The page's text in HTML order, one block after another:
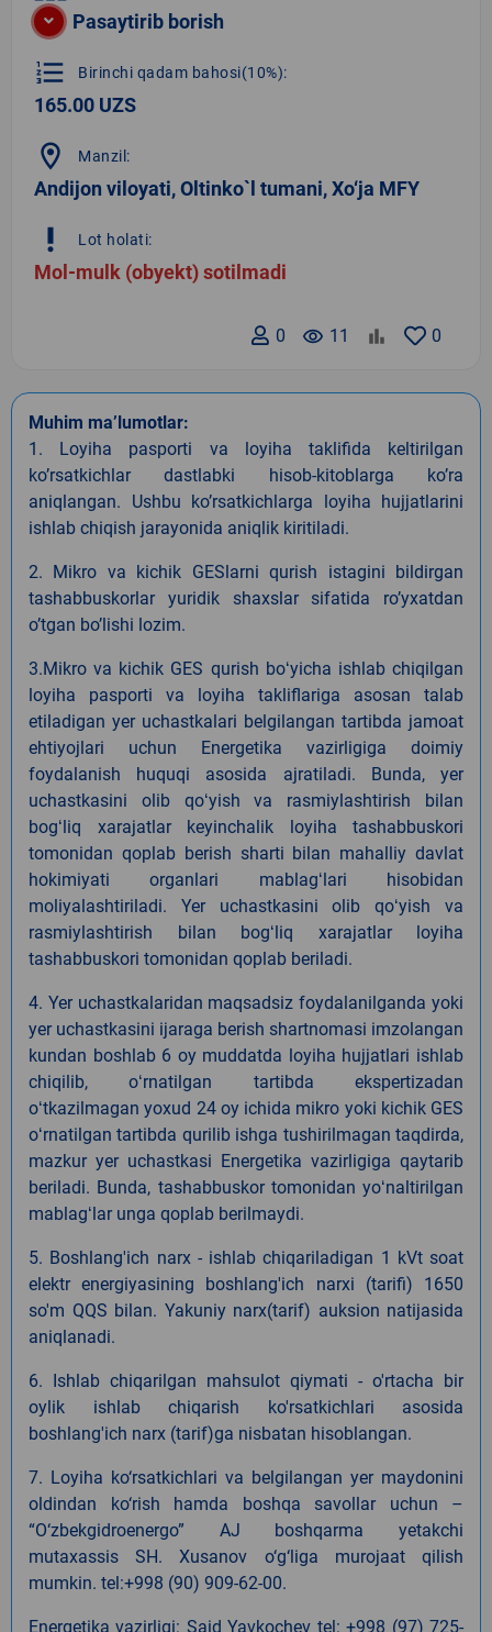
Pasaytirib borish
format_list_numbered Birinchi qadam bahosi(10%):
165.00 UZS
location_on Manzil:
Andijon viloyati, Oltinko`l tumani, Xo‘ja MFY
priority_high Lot holati:
Mol-mulk (obyekt) sotilmadi
0
remove_red_eye 11
0
Muhim ma’lumotlar:
1. Loyiha pasporti va loyiha taklifida keltirilgan
koʼrsatkichlar dastlabki hisob-kitoblarga koʼra
aniqlangan. Ushbu koʼrsatkichlarga loyiha hujjatlarini
ishlab chiqish jarayonida aniqlik kiritiladi.
2. Mikro va kichik GESlarni qurish istagini bildirgan
tashabbuskorlar yuridik shaxslar sifatida roʼyxatdan
oʼtgan boʼlishi lozim.
3.Mikro va kichik GES qurish boʻyicha ishlab chiqilgan
loyiha pasporti va loyiha takliflariga asosan talab
etiladigan yer uchastkalari belgilangan tartibda jamoat
ehtiyojlari uchun Energetika vazirligiga doimiy
foydalanish huquqi asosida ajratiladi. Bunda, yer
uchastkasini olib qoʻyish va rasmiylashtirish bilan
bogʻliq xarajatlar keyinchalik loyiha tashabbuskori
tomonidan qoplab berish sharti bilan mahalliy davlat
hokimiyati organlari mablagʻlari hisobidan
moliyalashtiriladi. Yer uchastkasini olib qoʻyish va
rasmiylashtirish bilan bogʻliq xarajatlar loyiha
tashabbuskori tomonidan qoplab beriladi.
4. Yer uchastkalaridan maqsadsiz foydalanilganda yoki
yer uchastkasini ijaraga berish shartnomasi imzolangan
kundan boshlab 6 oy muddatda loyiha hujjatlari ishlab
chiqilib, oʻrnatilgan tartibda ekspertizadan
oʻtkazilmagan yoxud 24 oy ichida mikro yoki kichik GES
oʻrnatilgan tartibda qurilib ishga tushirilmagan taqdirda,
mazkur yer uchastkasi Energetika vazirligiga qaytarib
beriladi. Bunda, tashabbuskor tomonidan yoʻnaltirilgan
mablagʻlar unga qoplab berilmaydi.
5. Boshlang'ich narx - ishlab chiqariladigan 1 kVt soat
elektr energiyasining boshlang'ich narxi (tarifi) 1650
so'm QQS bilan. Yakuniy narx(tarif) auksion natijasida
aniqlanadi.
6. Ishlab chiqarilgan mahsulot qiymati - o'rtacha bir
oylik ishlab chiqarish ko'rsatkichlari asosida
boshlang'ich narx (tarif)ga nisbatan hisoblangan.
7. Loyiha ko‘rsatkichlari va belgilangan yer maydonini
oldindan ko‘rish hamda boshqa savollar uchun –
“O‘zbekgidroenergo” AJ boshqarma yetakchi
mutaxassis SH. Xusanov o‘g‘liga murojaat qilish
mumkin. tel:+998 (90) 909-62-00.
Energetika vazirligi: Said Yavkochev tel: +998 (97) 725-